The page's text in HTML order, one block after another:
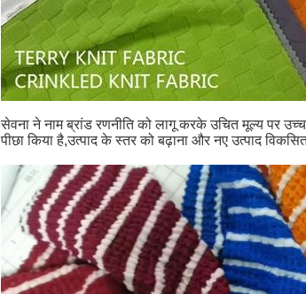
सेवना ने नाम ब्रांड रणनीति को लागू करके उचित मूल्य पर
पीछा किया है,उत्पाद के स्तर को बढ़ाना और नए उत्पाद